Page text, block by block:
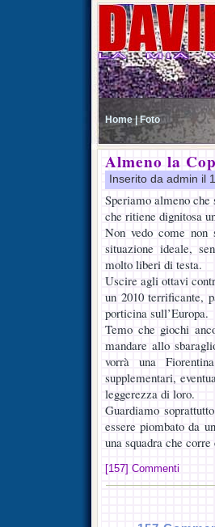
Home | Foto
Almeno la
Inserito da admin il
Speriamo almeno
che ritiene dignitosa
Non vedo come
situazione ideale,
molto liberi di testa.
Uscire agli ottavi
un 2010 terrificante,
porticina sull’Europa.
Temo che giochi
mandare allo
vorrà una
supplementari,
leggerezza di loro.
Guardiamo
essere piombato da
una squadra che
[157] Commenti